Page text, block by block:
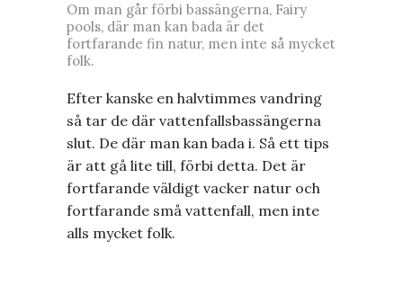
Om man går förbi bassängerna, Fairy
pools, där man kan bada är det
fortfarande fin natur, men inte så mycket
folk.
Efter kanske en halvtimmes vandring
så tar de där vattenfallsbassängerna
slut. De där man kan bada i. Så ett tips
är att gå lite till, förbi detta. Det är
fortfarande väldigt vacker natur och
fortfarande små vattenfall, men inte
alls mycket folk.